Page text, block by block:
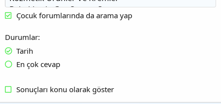
Çocuk forumlarında da arama yap
Durumlar
Tarih
En çok cevap
Sonuçları konu olarak göster